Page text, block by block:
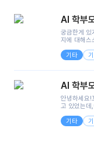
AI 학부
궁금한게 있
지에 대해스
려니 어려울
피티나 제
정보를 제공
으셔서 고민
면..)그리고
좋은거 같아
말 어려워
쓸 때도 좀
기타
AI 학부
안녕하세요!
고 있었는데
님 응대에
겪은 일과
기타